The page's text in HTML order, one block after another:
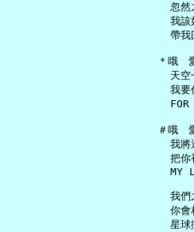
忽然
我該
帶我
＊哦　
天空
我要
FOR
＃哦　
我將
把你
MY
我們
你會
星球